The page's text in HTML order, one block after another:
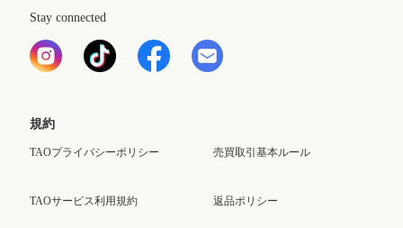
Stay connected
規約
TAOプライバシーポリシー
TAOサービス利用規約
売買取引基本ルール
返品ポリシー